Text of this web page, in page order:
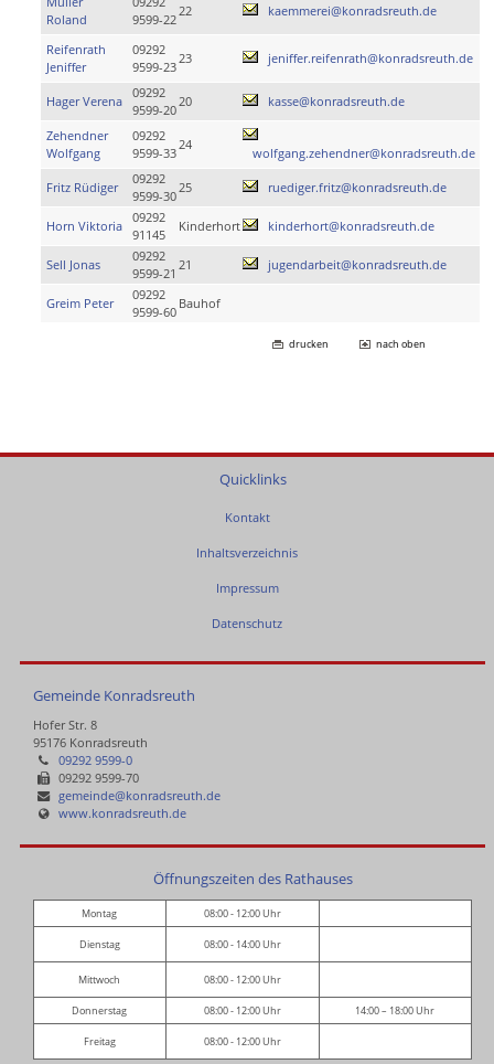
Roland
9599-22
22 kaemmerei@konradsreuth.de
Reifenrath
Jeniffer
09292
9599-23
23 jeniffer.reifenrath@konradsreuth.de
Hager Verena
09292
9599-20
20 kasse@konradsreuth.de
Zehendner
Wolfgang
09292
9599-33
24
wolfgang.zehendner@konradsreuth.de
Fritz Rüdiger
09292
9599-30
25 ruediger.fritz@konradsreuth.de
Horn Viktoria
09292
91145
Kinderhort kinderhort@konradsreuth.de
Sell Jonas
09292
9599-21
21 jugendarbeit@konradsreuth.de
Greim Peter
09292
9599-60
Bauhof
drucken nach oben
Quicklinks
Kontakt
Inhaltsverzeichnis
Impressum
Datenschutz
Gemeinde Konradsreuth
Hofer Str. 8
95176 Konradsreuth
09292 9599-0
09292 9599-70
gemeinde@konradsreuth.de
www.konradsreuth.de
Öffnungszeiten des Rathauses
Montag 08:00 - 12:00 Uhr
Dienstag 08:00 - 14:00 Uhr
Mittwoch 08:00 - 12:00 Uhr
Donnerstag 08:00 - 12:00 Uhr 14:00 – 18:00 Uhr
Freitag 08:00 - 12:00 Uhr